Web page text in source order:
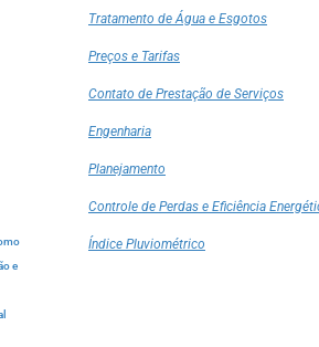
e
Tratamento de Água e Esgotos
Preços e Tarifas
Contato de Prestação de Serviços
Engenharia
Planejamento
Controle de Perdas e Eficiência
Índice Pluviométrico